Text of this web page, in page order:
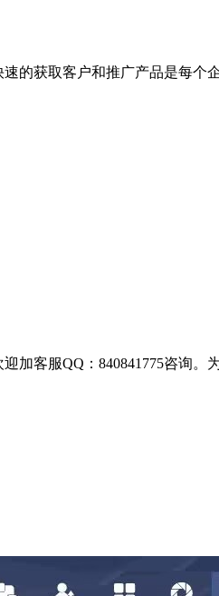
的获取客户和推广产品是每个
客服QQ：840841775咨询